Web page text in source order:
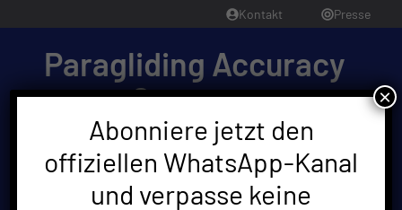
Inhalt
springen
Kontakt Presse
Paragliding Accuracy
Germany
Paragliding Accuracy World Cup Finals 2025 •
Friendship-Cup Germany 2025 • German Open
2025
Sprache:
Abonniere jetzt den
offiziellen WhatsApp-Kanal
und verpasse keine
×